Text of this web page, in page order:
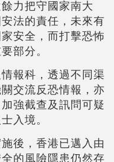
力把守國家南大
法的責任，未來有
安全，而打擊恐怖
部分。
報科，透過不同渠
交流反恐情報，亦
強截查及訊問可疑
入境。
後，香港已邁入由
的風險隱患仍然存